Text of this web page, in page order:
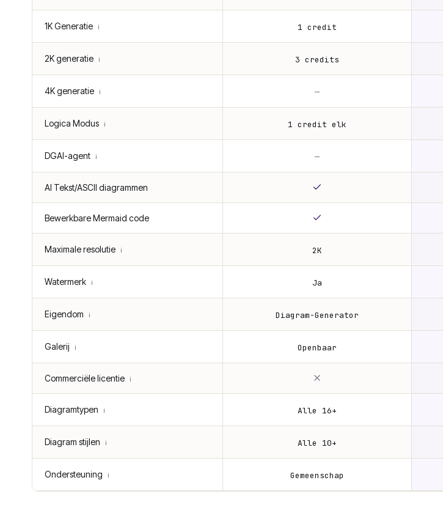
1K Generatie ℹ️ 1 credit
2K generatie ℹ️ 3 credits
4K generatie ℹ️ —
Logica Modus ℹ️ 1 credit elk
DGAI-agent ℹ️ —
AI Tekst/ASCII diagrammen
Bewerkbare Mermaid code
Maximale resolutie ℹ️ 2K
Watermerk ℹ️ Ja
Eigendom ℹ️ Diagram-Generator
Galerij ℹ️ Openbaar
Commerciële licentie ℹ️
Diagramtypen ℹ️ Alle 16+
Diagram stijlen ℹ️ Alle 10+
Ondersteuning ℹ️ Gemeenschap